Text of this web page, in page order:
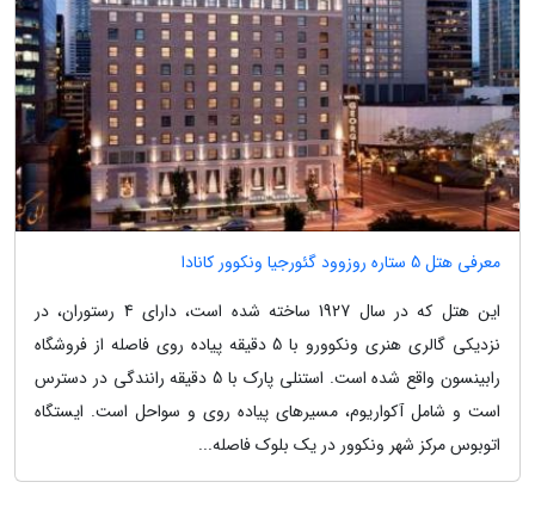
معرفی هتل 5 ستاره روزوود گئورجیا ونکوور کانادا
این هتل که در سال 1927 ساخته شده است، دارای 4 رستوران، در
نزدیکی گالری هنری ونکوورو با 5 دقیقه پیاده روی فاصله از فروشگاه
رابینسون واقع شده است. استنلی پارک با 5 دقیقه رانندگی در دسترس
است و شامل آکواریوم، مسیرهای پیاده روی و سواحل است. ایستگاه
اتوبوس مرکز شهر ونکوور در یک بلوک فاصله...